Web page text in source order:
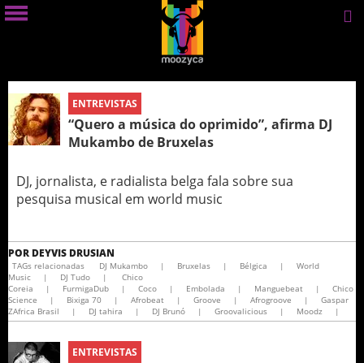
ENTREVISTAS
“Quero a música do oprimido”, afirma DJ
Mukambo de Bruxelas
DJ, jornalista, e radialista belga fala sobre sua
pesquisa musical em world music
POR DEYVIS DRUSIAN
TAGs relacionadas DJ Mukambo | Bruxelas | Bélgica |
World
Music
| DJ Tudo |
Chico
Coreia
| FurmigaDub | Coco | Embolada | Manguebeat |
Chico
Science
| Bixiga 70 | Afrobeat | Groove | Afrogroove |
Gaspar
ZAfrica Brasil
| DJ tahira | DJ Brunó | Groovalicious | Moodz |
ENTREVISTAS